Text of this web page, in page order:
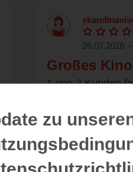
26.07.2016
Großes Kino
1 von 2 Kunden
Thriller des Autors
zu